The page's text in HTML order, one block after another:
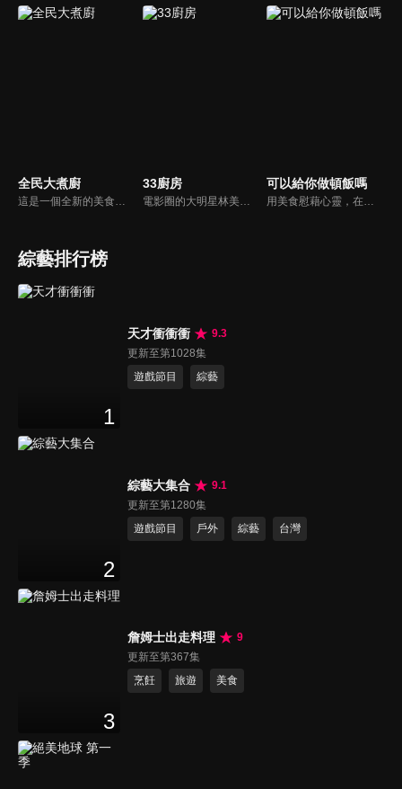
全民大煮廚
這是一個全新的美食節目，將為您煮出台灣的好滋味，豐富、美味的畫面，傳遞「煮廚」對料理的用心，獨特的介紹方式，要你吃得更有創意、吃得更有趣！現今飲食已趨健康走向為主，「全民大煮廚」要用「輕食輕煙」讓你吃出健康與活力，並帶觀眾們從食材開始，想成為達人級的吃貨，走～我們從「煮」開始！
33廚房
電影圈的大明星林美秀首度跨足綜藝接主持棒，帶領駱進漢師傅以及黃景龍師傅大展廚藝與觀眾們一起美味上菜！
可以給你做頓飯嗎
用美食慰藉心靈，在飯桌上這個中國人最傳統的聊天場域打開素人物件心門；潛移默化地引出社會熱點話題，打造一檔有趣、有用、有意義的人文類真人秀。
綜藝排行榜
1
天才衝衝衝
9.3
更新至第1028集
遊戲節目
綜藝
2
綜藝大集合
9.1
更新至第1280集
遊戲節目
戶外 綜藝 台灣
3
詹姆士出走料理
9
更新至第367集
烹飪
旅遊 美食